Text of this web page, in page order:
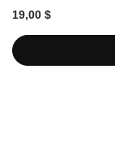
19,00 $